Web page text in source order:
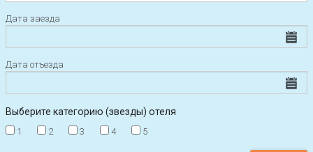
Дата заезда
Дата отъезда
Выберите категорию (звезды) отеля
1 2 3 4 5